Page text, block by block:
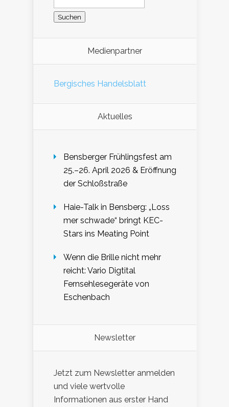
Medienpartner
Bergisches Handelsblatt
Aktuelles
Bensberger Frühlingsfest am
25.–26. April 2026 & Eröffnung
der Schloßstraße
Haie-Talk in Bensberg: „Loss
mer schwade“ bringt KEC-
Stars ins Meating Point
Wenn die Brille nicht mehr
reicht: Vario Digtital
Fernsehlesegeräte von
Eschenbach
Newsletter
Jetzt zum Newsletter anmelden
und viele wertvolle
Informationen aus erster Hand